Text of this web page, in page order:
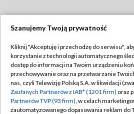
TVP
Abonament TVP
Emisja w TVP
Centrum informacji TVP
Regulamin
Polityka
Moje
Szanujemy Twoją prywatność
Kliknij "Akceptuję i przechodzę do serwisu",
korzystanie z technologii automatycznego
dostęp do informacji na Twoim urządzeniu
przechowywanie oraz na przetwarzanie
nas, czyli Telewizję Polską S.A. w likwidacji
Zaufanych Partnerów z IAB* (1201 firm) oraz
Partnerów TVP (93 firm), w celach
zautomatyzowanego dopasowania reklam do